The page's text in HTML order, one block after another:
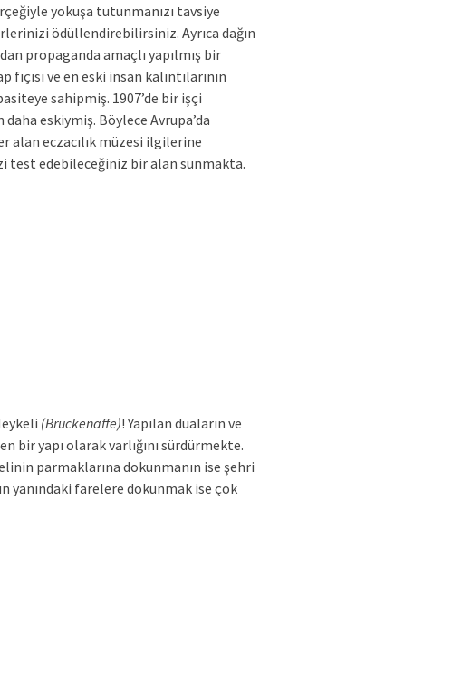
yokuşa tutunmanızı tavsiye
ödüllendirebilirsiniz. Ayrıcadağın
propaganda amaçlı yapılmış bir
ve en eski insan kalıntılarının
sahipmiş. 1907’de bir işçi
eskiymiş. Böylece Avrupa’da
alan eczacılık müzesi ilgilerine
test edebileceğiniz bir alan sunmakta.
(Brückenaffe)! Yapılan duaların ve
yapı olarak varlığını sürdürmekte.
parmaklarına dokunmanın ise şehri
yanındaki farelere dokunmak ise çok